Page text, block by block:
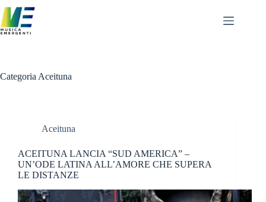
al
contenuto
Categoria Aceituna
Aceituna
ACEITUNA LANCIA “SUD AMERICA” –
UN’ODE LATINA ALL’AMORE CHE SUPERA
LE DISTANZE